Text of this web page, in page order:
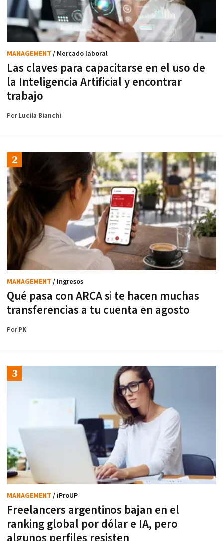
Las claves para capacitarse en el uso de
la Inteligencia Artificial y encontrar
trabajo
MANAGEMENT / Mercado laboral
PorLucila Bianchi
Qué pasa con ARCA si te hacen muchas
transferencias a tu cuenta en agosto
MANAGEMENT / Ingresos
PorPK
Freelancers argentinos bajan en el
ranking global por dólar e IA, pero
algunos perfiles resisten
MANAGEMENT / iProUP